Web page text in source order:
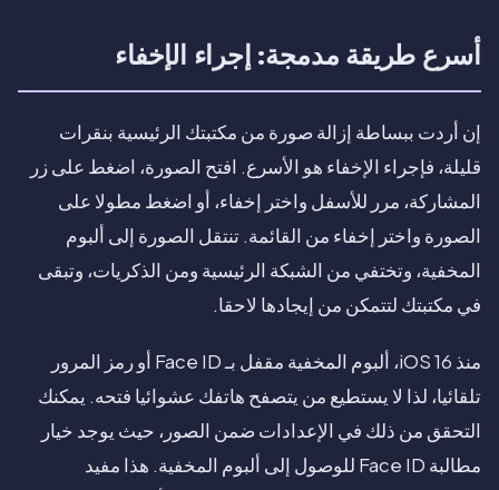
أسرع طريقة مدمجة: إجراء الإخفاء
إن أردت ببساطة إزالة صورة من مكتبتك الرئيسية بنقرات
قليلة، فإجراء الإخفاء هو الأسرع. افتح الصورة، اضغط على زر
المشاركة، مرر للأسفل واختر إخفاء، أو اضغط مطولا على
الصورة واختر إخفاء من القائمة. تنتقل الصورة إلى ألبوم
المخفية، وتختفي من الشبكة الرئيسية ومن الذكريات، وتبقى
في مكتبتك لتتمكن من إيجادها لاحقا.
منذ iOS 16، ألبوم المخفية مقفل بـ Face ID أو رمز المرور
تلقائيا، لذا لا يستطيع من يتصفح هاتفك عشوائيا فتحه. يمكنك
التحقق من ذلك في الإعدادات ضمن الصور، حيث يوجد خيار
مطالبة Face ID للوصول إلى ألبوم المخفية. هذا مفيد